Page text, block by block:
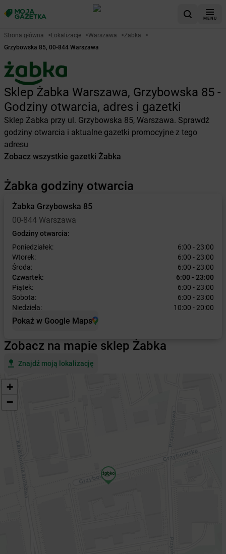
MENU
Strona główna >Lokalizacje >Warszawa >Żabka
>
Grzybowska 85, 00-844 Warszawa
Sklep Żabka Warszawa, Grzybowska 85 -
Godziny otwarcia, adres i gazetki
Sklep Żabka przy ul. Grzybowska 85, Warszawa. Sprawdź
godziny otwarcia i aktualne gazetki promocyjne z tego
adresu
Zobacz wszystkie gazetki Żabka
Żabka godziny otwarcia
Żabka Grzybowska 85
00-844 Warszawa
Godziny otwarcia:
Poniedziałek:
6:00 - 23:00
Wtorek:
6:00 - 23:00
Środa:
6:00 - 23:00
Czwartek:
6:00 - 23:00
Piątek:
6:00 - 23:00
Sobota:
6:00 - 23:00
Niedziela:
10:00 - 20:00
Pokaż w Google Maps
Zobacz na mapie sklep Żabka
Znajdź moją lokalizację
+
−